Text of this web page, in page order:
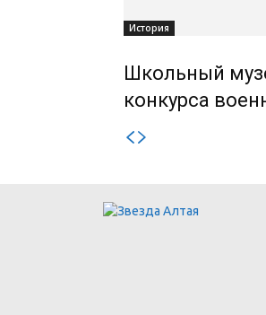
История
Школьный
конкурса